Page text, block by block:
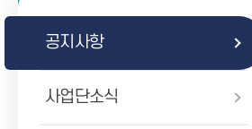
공지사항
사업단소식